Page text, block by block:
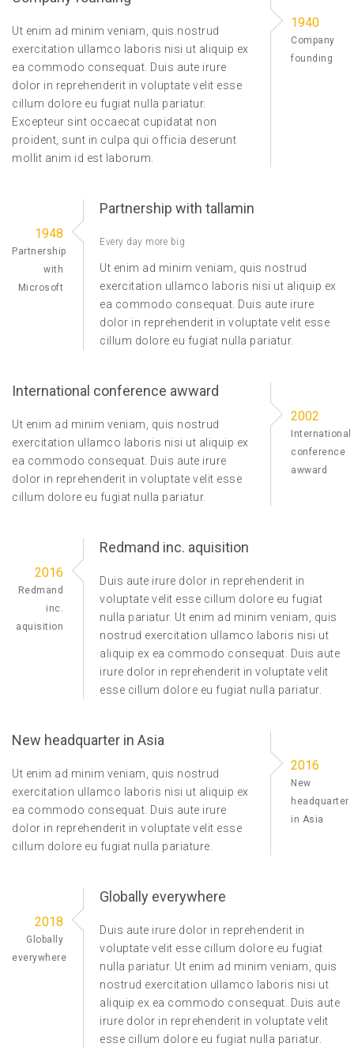
1940
Company
founding
Ut enim ad minim veniam, quis nostrud
exercitation ullamco laboris nisi ut aliquip ex
ea commodo consequat. Duis aute irure
dolor in reprehenderit in voluptate velit esse
cillum dolore eu fugiat nulla pariatur.
Excepteur sint occaecat cupidatat non
proident, sunt in culpa qui officia deserunt
mollit anim id est laborum.
1948
Partnership
with
Microsoft
Partnership with tallamin
Every day more big
Ut enim ad minim veniam, quis nostrud
exercitation ullamco laboris nisi ut aliquip ex
ea commodo consequat. Duis aute irure
dolor in reprehenderit in voluptate velit esse
cillum dolore eu fugiat nulla pariatur.
2002
International
conference
awward
International conference awward
Ut enim ad minim veniam, quis nostrud
exercitation ullamco laboris nisi ut aliquip ex
ea commodo consequat. Duis aute irure
dolor in reprehenderit in voluptate velit esse
cillum dolore eu fugiat nulla pariatur.
2016
Redmand
inc.
aquisition
Redmand inc. aquisition
Duis aute irure dolor in reprehenderit in
voluptate velit esse cillum dolore eu fugiat
nulla pariatur. Ut enim ad minim veniam, quis
nostrud exercitation ullamco laboris nisi ut
aliquip ex ea commodo consequat. Duis aute
irure dolor in reprehenderit in voluptate velit
esse cillum dolore eu fugiat nulla pariatur.
2016
New
headquarter
in Asia
New headquarter in Asia
Ut enim ad minim veniam, quis nostrud
exercitation ullamco laboris nisi ut aliquip ex
ea commodo consequat. Duis aute irure
dolor in reprehenderit in voluptate velit esse
cillum dolore eu fugiat nulla pariature.
2018
Globally
everywhere
Globally everywhere
Duis aute irure dolor in reprehenderit in
voluptate velit esse cillum dolore eu fugiat
nulla pariatur. Ut enim ad minim veniam, quis
nostrud exercitation ullamco laboris nisi ut
aliquip ex ea commodo consequat. Duis aute
irure dolor in reprehenderit in voluptate velit
esse cillum dolore eu fugiat nulla pariatur.